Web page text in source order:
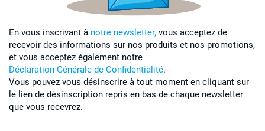
En vous inscrivant à notre newsletter, vous acceptez de
recevoir des informations sur nos produits et nos promotions,
et vous acceptez également notre
Déclaration Générale de Confidentialité.
Vous pouvez vous désinscrire à tout moment en cliquant sur
le lien de désinscription repris en bas de chaque newsletter
que vous recevrez.